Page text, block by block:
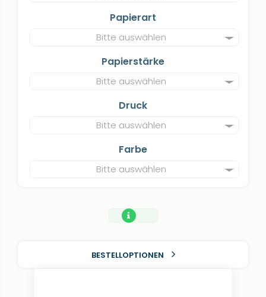
Papierart
Bitte auswählen
Papierstärke
Bitte auswählen
Druck
Bitte auswählen
Farbe
Bitte auswählen
BESTELLOPTIONEN